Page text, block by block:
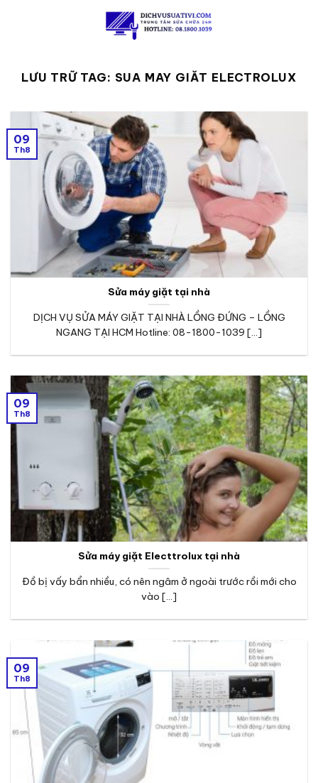
LƯU TRỮ TAG: SUA MAY GIĂT ELECTROLUX
Sửa máy giặt tại nhà
DỊCH VỤ SỬA MÁY GIẶT TẠI NHÀ LỒNG ĐỨNG – LỒNG
NGANG TẠI HCM Hotline: 08-1800-1039 [...]
09
Th8
Sửa máy giặt Electtrolux tại nhà
Đồ bị vấy bẩn nhiều, có nên ngâm ở ngoài trước rồi mới cho
vào [...]
09
Th8
09
Th8